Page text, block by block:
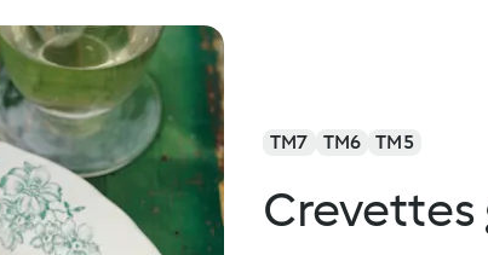
TM7 TM6 TM5